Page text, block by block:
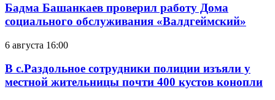
Бадма Башанкаев проверил работу Дома
социального обслуживания «Валдгеймский»
6 августа 16:00
В с.Раздольное сотрудники полиции изъяли у
местной жительницы почти 400 кустов конопли